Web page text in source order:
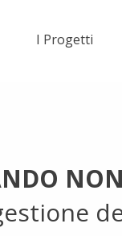
I Progetti
NON